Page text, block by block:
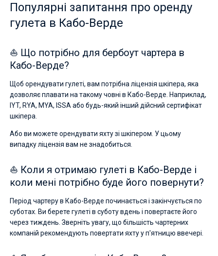
Популярні запитання про оренду
гулета в Кабо-Верде
⛵ Що потрібно для бербоут чартера в
Кабо-Верде?
Щоб орендувати гулеті, вам потрібна ліцензія шкіпера, яка
дозволяє плавати на такому човні в Кабо-Верде. Наприклад,
IYT, RYA, MYA, ISSA або будь-який інший дійсний сертифікат
шкіпера.
Або ви можете орендувати яхту зі шкіпером. У цьому
випадку ліцензія вам не знадобиться.
⛵ Коли я отримаю гулеті в Кабо-Верде і
коли мені потрібно буде його повернути?
Період чартеру в Кабо-Верде починається і закінчується по
суботах. Ви берете гулеті в суботу вдень і повертаєте його
через тиждень. Зверніть увагу, що більшість чартерних
компаній рекомендують повертати яхту у п'ятницю ввечері.